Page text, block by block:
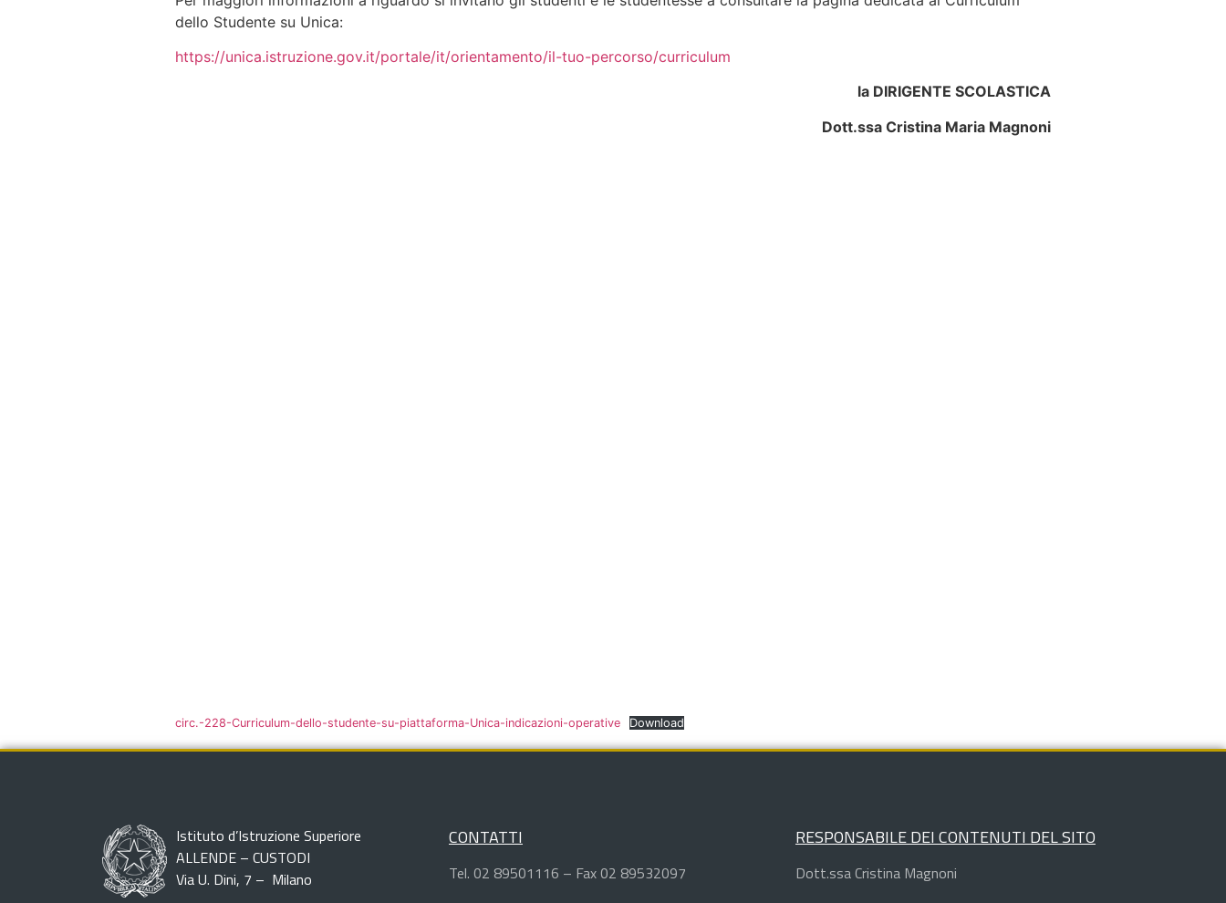
dello Studente su Unica:
https://unica.istruzione.gov.it/portale/it/orientamento/il-tuo-percorso/curriculum
la DIRIGENTE SCOLASTICA
Dott.ssa Cristina Maria Magnoni
circ.-228-Curriculum-dello-studente-su-piattaforma-Unica-indicazioni-operative Download
Istituto d’Istruzione Superiore
ALLENDE – CUSTODI
Via U. Dini, 7 – Milano
CONTATTI
Tel. 02 89501116 – Fax 02 89532097
RESPONSABILE DEI CONTENUTI DEL SITO
Dott.ssa Cristina Magnoni